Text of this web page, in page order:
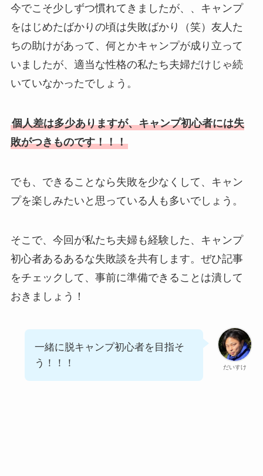
今でこそ少しずつ慣れてきましたが、、キャンプ
をはじめたばかりの頃は失敗ばかり（笑）友人た
ちの助けがあって、何とかキャンプが成り立って
いましたが、適当な性格の私たち夫婦だけじゃ続
いていなかったでしょう。
個人差は多少ありますが、キャンプ初心者には失
敗がつきものです！！！
でも、できることなら失敗を少なくして、キャン
プを楽しみたいと思っている人も多いでしょう。
そこで、今回が私たち夫婦も経験した、キャンプ
初心者あるあるな失敗談を共有します。ぜひ記事
をチェックして、事前に準備できることは潰して
おきましょう！
だいすけ
一緒に脱キャンプ初心者を目指そ
う！！！